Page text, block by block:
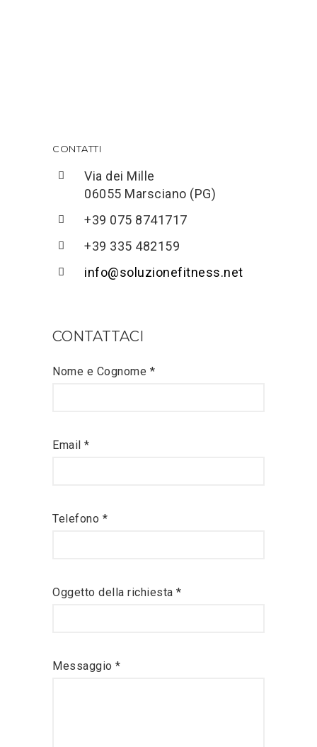
CONTATTI
Via dei Mille
06055 Marsciano (PG)
+39 075 8741717
+39 335 482159
info@soluzionefitness.net
CONTATTACI
Nome e Cognome *
Email *
Telefono *
Oggetto della richiesta *
Messaggio *